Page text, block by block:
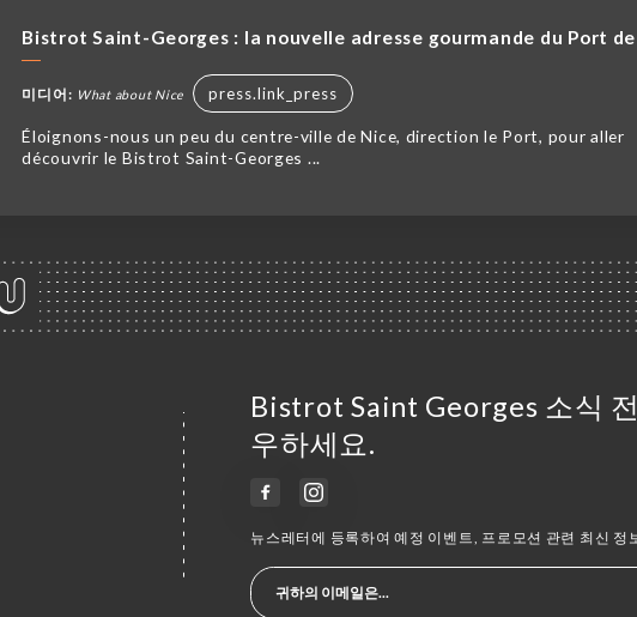
Bistrot Saint-Georges : la nouvelle adresse gourmande du Port
미디어: What about Nice press.link_press
Éloignons-nous un peu du centre-ville de Nice, direction le Port, pour aller
découvrir le Bistrot Saint-Georges ...
Bistrot Saint Georges 소식
우하세요.
뉴스레터에 등록하여 예정 이벤트, 프로모션 관련 최신 정